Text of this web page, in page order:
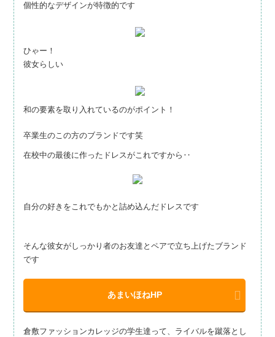
個性的なデザインが特徴的です
ひゃー！
彼女らしい
和の要素を取り入れているのがポイント！
卒業生のこの方のブランドです笑
在校中の最後に作ったドレスがこれですから‥
自分の好きをこれでもかと詰め込んだドレスです
そんな彼女がしっかり者のお友達とペアで立ち上げたブランド
です
あまいほねHP
倉敷ファッションカレッジの学生達って、ライバルを蹴落とし